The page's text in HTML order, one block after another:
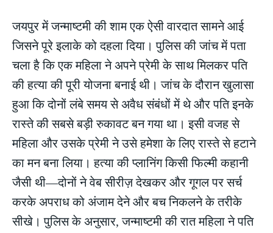
जयपुर में जन्माष्टमी की शाम एक ऐसी वारदात सामने आई
जिसने पूरे इलाके को दहला दिया। पुलिस की जांच में पता
चला है कि एक महिला ने अपने प्रेमी के साथ मिलकर पति
की हत्या की पूरी योजना बनाई थी। जांच के दौरान खुलासा
हुआ कि दोनों लंबे समय से अवैध संबंधों में थे और पति इनके
रास्ते की सबसे बड़ी रुकावट बन गया था। इसी वजह से
महिला और उसके प्रेमी ने उसे हमेशा के लिए रास्ते से हटाने
का मन बना लिया। हत्या की प्लानिंग किसी फिल्मी कहानी
जैसी थी—दोनों ने वेब सीरीज़ देखकर और गूगल पर सर्च
करके अपराध को अंजाम देने और बच निकलने के तरीके
सीखे। पुलिस के अनुसार, जन्माष्टमी की रात महिला ने पति